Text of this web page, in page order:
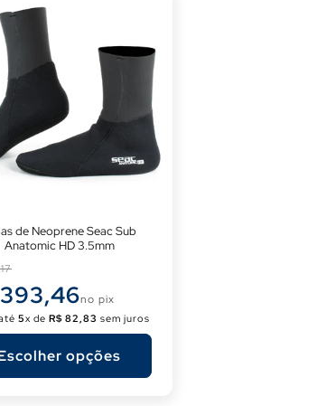
de Neoprene Seac Sub
Anatomic HD 3.5mm
no pix
5x de R$ 82,83 sem juros
opções